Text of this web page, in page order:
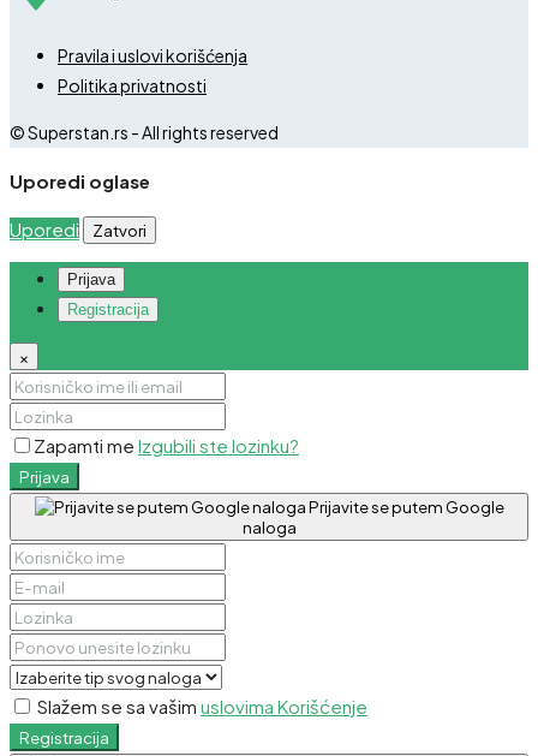
Pravila i uslovi korišćenja
Politika privatnosti
© Superstan.rs - All rights reserved
Uporedi oglase
Uporedi Zatvori
Prijava
Registracija
×
Zapamti me Izgubili ste lozinku?
Prijava
Prijavite se putem Google
naloga
Slažem se sa vašim uslovima Korišćenje
Registracija